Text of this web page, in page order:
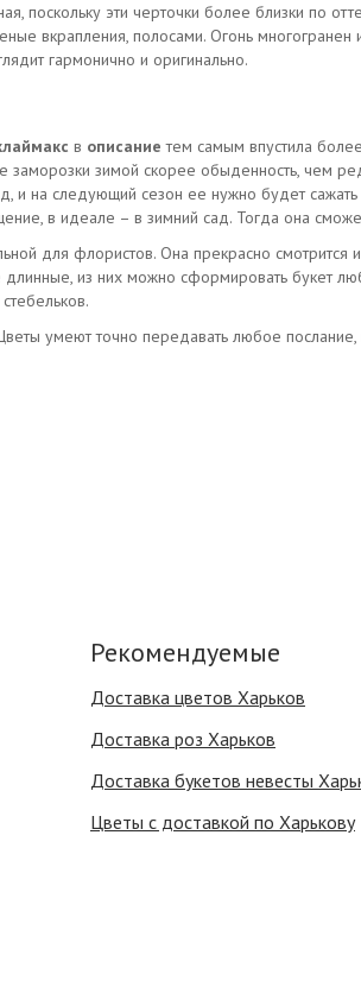
поскольку эти черточки более близки по
вкрапления, полосами. Огонь
гармонично и оригинально.
в описание тем самым впустила
зимой скорее обыденность, чем
и на следующий сезон ее нужно будет
в идеале – в зимний сад. Тогда она
для флористов. Она прекрасно смотрится
из них можно сформировать букет
умеют точно передавать любое
Рекомендуемые
Доставка цветов Харьков
Доставка роз Харьков
Доставка букетов невесты
Цветы с доставкой по Харькову